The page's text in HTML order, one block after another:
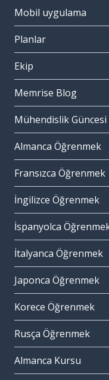
Mobil uygulama
Planlar
Ekip
Memrise Blog
Mühendislik Güncesi
Almanca Öğrenmek
Fransızca Öğrenmek
İngilizce Öğrenmek
İspanyolca
İtalyanca Öğrenmek
Japonca Öğrenmek
Korece Öğrenmek
Rusça Öğrenmek
Almanca Kursu